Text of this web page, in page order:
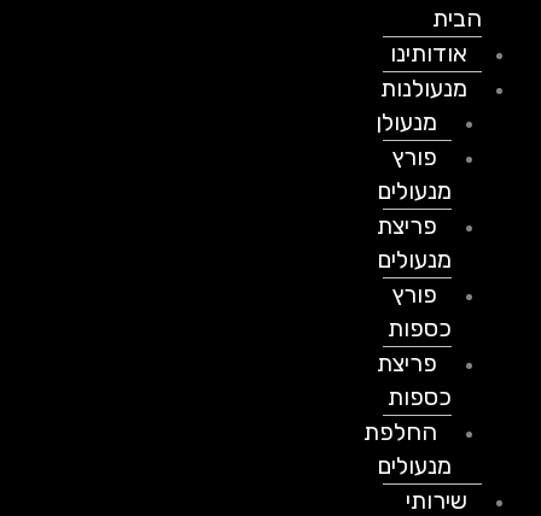
הבית
אודותינו
מנעולנות
מנעולן
פורץ
מנעולים
פריצת
מנעולים
פורץ
כספות
פריצת
כספות
החלפת
מנעולים
שירותי